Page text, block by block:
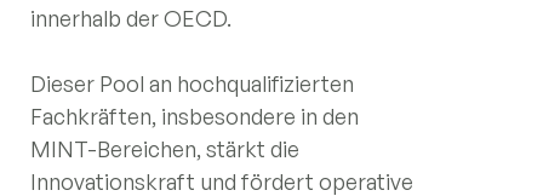
innerhalb der OECD.
Dieser Pool an hochqualifizierten
Fachkräften, insbesondere in den
MINT-Bereichen, stärkt die
Innovationskraft und fördert operative